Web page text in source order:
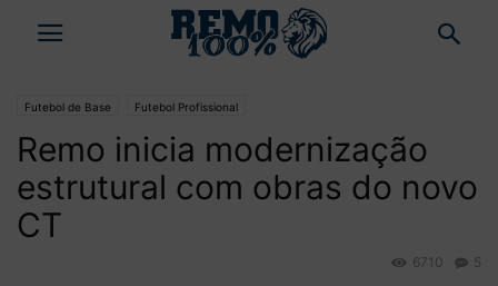
Futebol de Base Futebol Profissional
Remo inicia modernização
estrutural com obras do novo
CT
5
6710